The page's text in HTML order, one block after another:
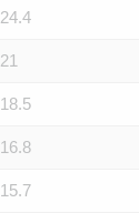
24.4
21
18.5
16.8
15.7